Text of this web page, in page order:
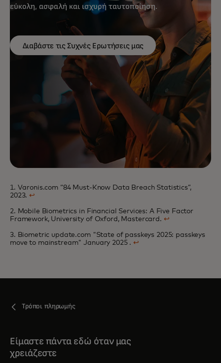
εύκολη, ασφαλή και ισχυρή ταυτοποίηση.
Διαβάστε τις Συχνές Ερωτήσεις μας
1. Varonis.com “84 Must-Know Data Breach Statistics”,
2023.↩
2. Mobile Biometrics in Financial Services: A Five Factor
Framework, University of Oxford, Mastercard. ↩
3. Biometric update.com "State of passkeys 2025: passkeys
move to mainstream" January 2025 .↩
Τρόποι πληρωμής
Είμαστε πάντα εδώ όταν μας
χρειάζεστε